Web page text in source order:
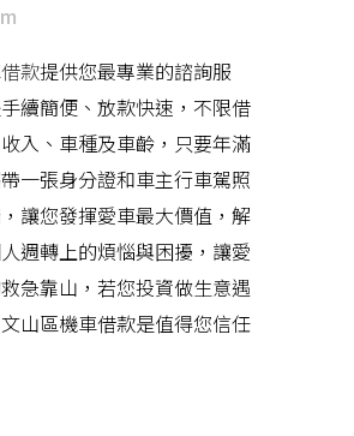
款提供您最專業的諮詢服
續簡便、放款快速，不限借
入、車種及車齡，只要年滿
一張身分證和車主行車駕照
讓您發揮愛車最大價值，解
週轉上的煩惱與困擾，讓愛
急靠山，若您投資做生意遇
山區機車借款是值得您信任